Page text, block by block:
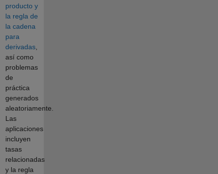
producto y
la regla de
la cadena
para
derivadas,
así como
problemas
de
práctica
generados
aleatoriamente.
Las
aplicaciones
incluyen
tasas
relacionadas
y la regla